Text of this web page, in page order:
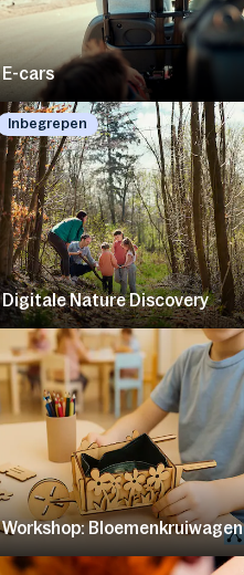
E-cars
Inbegrepen
Digitale Nature Discovery
Workshop: Bloemenkruiwagen